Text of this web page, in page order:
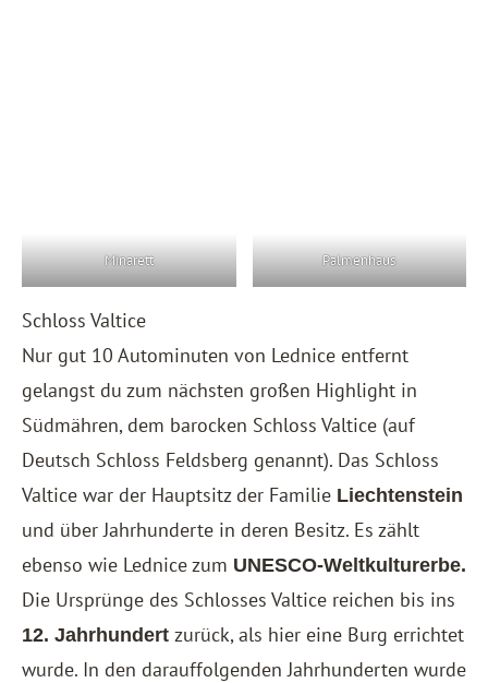
Minarett Palmenhaus
Schloss Valtice
Nur gut 10 Autominuten von Lednice entfernt
gelangst du zum nächsten großen Highlight in
Südmähren, dem barocken Schloss Valtice (auf
Deutsch Schloss Feldsberg genannt). Das Schloss
Valtice war der Hauptsitz der Familie Liechtenstein
und über Jahrhunderte in deren Besitz. Es zählt
ebenso wie Lednice zum UNESCO-Weltkulturerbe.
Die Ursprünge des Schlosses Valtice reichen bis ins
12. Jahrhundert zurück, als hier eine Burg errichtet
wurde. In den darauffolgenden Jahrhunderten wurde